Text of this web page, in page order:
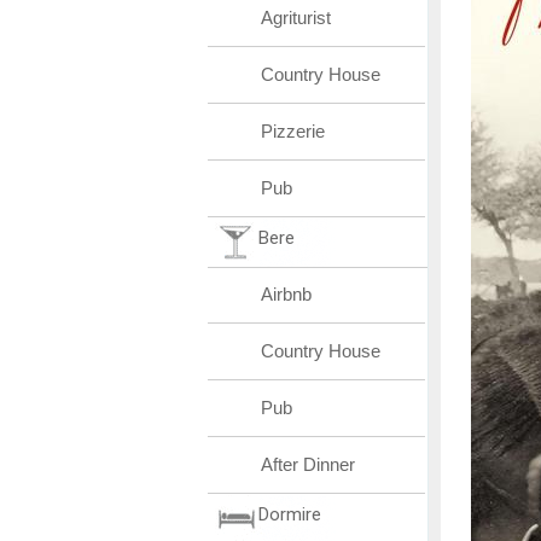
Agriturist
Country House
Pizzerie
Pub
Bere
Airbnb
Country House
Pub
After Dinner
Dormire